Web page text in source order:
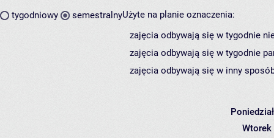
tygodniowy semestralnyUżyte na planie oznaczenia:
zajęcia odbywają się w tygodnie
zajęcia odbywają się w tygodnie
zajęcia odbywają się w inny
Wtorek